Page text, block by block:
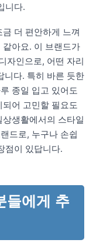
니다.
더 편안하게 느껴
아요. 이 브랜드가
자인으로, 어떤 자리
니다. 특히 바른 듯한
종일 입고 있어도
어 고민할 필요도
생활에서의 스타일
드로, 누구나 손쉽
점이 있답니다.
들에게 추